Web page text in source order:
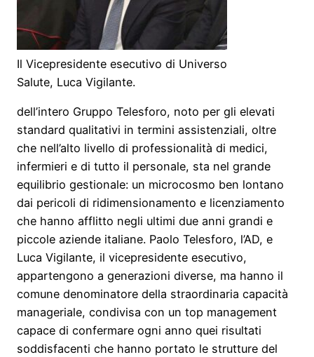
Il Vicepresidente esecutivo di Universo
Salute, Luca Vigilante.
dell’intero Gruppo Telesforo, noto per gli elevati
standard qualitativi in termini assistenziali, oltre
che nell’alto livello di professionalità di medici,
infermieri e di tutto il personale, sta nel grande
equilibrio gestionale: un microcosmo ben lontano
dai pericoli di ridimensionamento e licenziamento
che hanno afflitto negli ultimi due anni grandi e
piccole aziende italiane. Paolo Telesforo, l’AD, e
Luca Vigilante, il vicepresidente esecutivo,
appartengono a generazioni diverse, ma hanno il
comune denominatore della straordinaria capacità
manageriale, condivisa con un top management
capace di confermare ogni anno quei risultati
soddisfacenti che hanno portato le strutture del